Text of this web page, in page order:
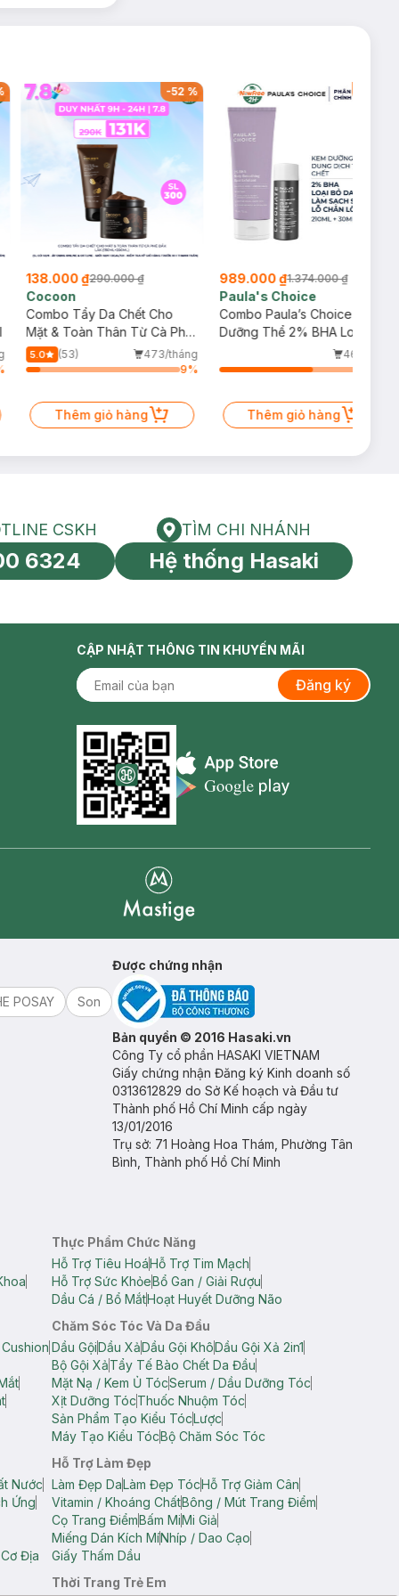
%
%
-28%
989.000 ₫1.374.000 ₫
Paula's Choice
Combo Paula’s Choice Kem
Dưỡng Thể 2% BHA Loại Bỏ
Da Chết 210ml + Dung Dịch
Tẩy Da Chết 2% BHA 30ml
46/tháng
64%
Thêm giỏ hàng
197.000 ₫435.000 ₫
Klairs
Nước Hoa Hồng Klairs Không
Mùi Cho Da Nhạy Cảm 180ml
1.6k/tháng
Nhờn 25ml (SL Có Hạn)
Thêm giỏ hàng
toàn cầu
HOTLINE CSKH
CSKH
6324
Tìm chi nhánh
TÌM CHI NHÁNH
Hệ thống Hasaki
CẬP NHẬT THÔNG TIN KHUYẾN MÃI
Đăng ký
Appstore icon
POSAY Son
Được chứng nhận
Bản quyền © 2016 Hasaki.vn
Công Ty cổ phần HASAKI VIETNAM
Giấy chứng nhận Đăng ký Kinh doanh số
0313612829 do Sở Kế hoạch và Đầu tư
Thành phố Hồ Chí Minh cấp ngày
13/01/2016
Trụ sở: 71 Hoàng Hoa Thám, Phường Tân
Bình, Thành phố Hồ Chí Minh
Thực Phẩm Chức Năng
Hỗ Trợ Tiêu HoáHỗ Trợ Tim Mạch
Hỗ Trợ Sức KhỏeBổ Gan / Giải Rượu
Dầu Cá / Bổ MắtHoạt Huyết Dưỡng Não
Chăm Sóc Tóc Và Da Đầu
Dầu GộiDầu XảDầu Gội KhôDầu Gội Xả 2in1
Bộ Gội XảTẩy Tế Bào Chết Da Đầu
Mặt Nạ / Kem Ủ TócSerum / Dầu Dưỡng Tóc
Xịt Dưỡng TócThuốc Nhuộm Tóc
Sản Phẩm Tạo Kiểu TócLược
Máy Tạo Kiểu TócBộ Chăm Sóc Tóc
Nước
Ứng
Địa
Hỗ Trợ Làm Đẹp
Làm Đẹp DaLàm Đẹp TócHỗ Trợ Giảm Cân
Vitamin / Khoáng ChấtBông / Mút Trang Điểm
Cọ Trang ĐiểmBấm MiMi Giả
Miếng Dán Kích MíNhíp / Dao Cạo
Giấy Thấm Dầu
Thời Trang Trẻ Em